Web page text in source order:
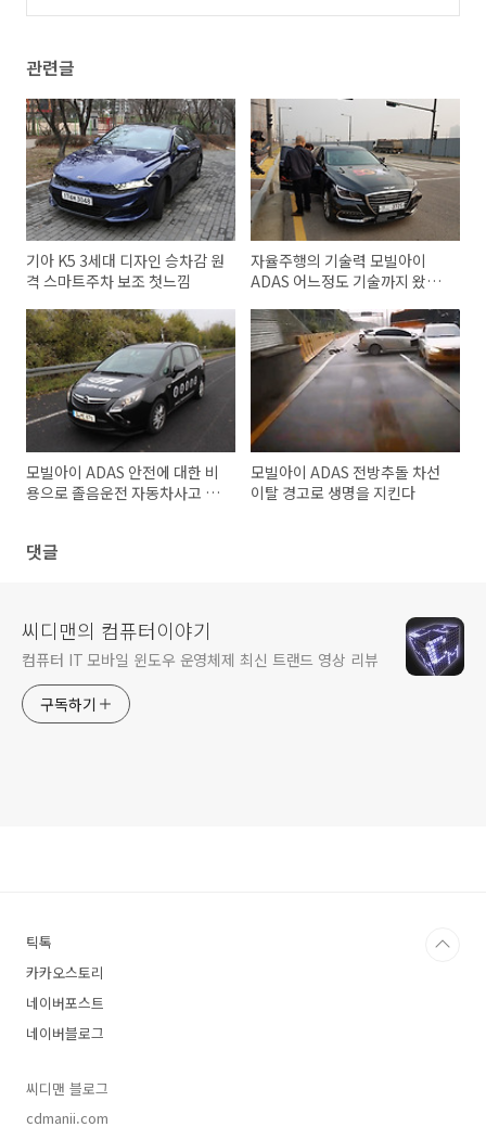
관련글
기아 K5 3세대 디자인 승차감 원
격 스마트주차 보조 첫느낌
자율주행의 기술력 모빌아이
ADAS 어느정도 기술까지 왔는
모빌아이 ADAS 안전에 대한 비
용으로 졸음운전 자동차사고 막
모빌아이 ADAS 전방추돌 차선
이탈 경고로 생명을 지킨다
댓글
씨디맨의 컴퓨터이야기
컴퓨터 IT 모바일 윈도우 운영체제 최신 트랜드 영상 리뷰
구독하기
틱톡
카카오스토리
네이버포스트
네이버블로그
씨디맨 블로그
cdmanii.com